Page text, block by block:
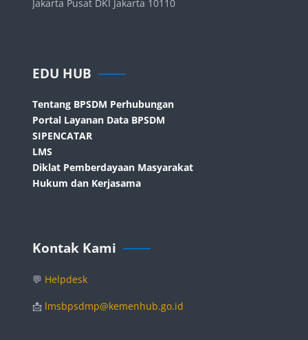
Jakarta Pusat DKI Jakarta 10110
Blocks
EDU HUB
Tentang BPSDM Perhubungan
Portal Layanan Data BPSDM
SIPENCATAR
LMS
Diklat Pemberdayaan Masyarakat
Hukum dan Kerjasama
Blocks
Kontak Kami
💬 Helpdesk
📩 lmsbpsdmp@kemenhub.go.id